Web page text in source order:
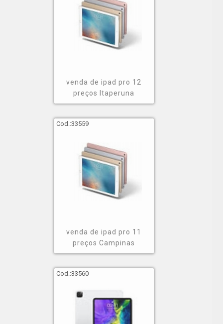
venda de ipad pro 12
preços Itaperuna
Cod.:33559
venda de ipad pro 11
preços Campinas
Cod.:33560